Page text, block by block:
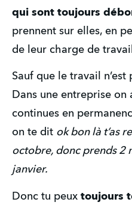
qui sont toujours
prennent sur elles, en
de leur charge de
Sauf que le travail
Dans une entreprise
continues en
on te dit ok bon là t’as
octobre, donc prends 2
janvier.
Donc tu peux toujours